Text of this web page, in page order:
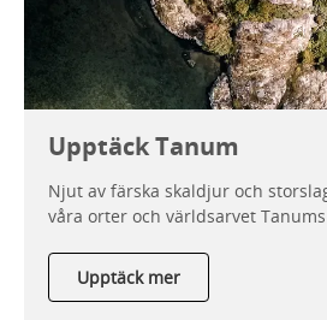
Upptäck Tanum
Njut av färska skaldjur och
våra orter och världsarvet
Upptäck mer